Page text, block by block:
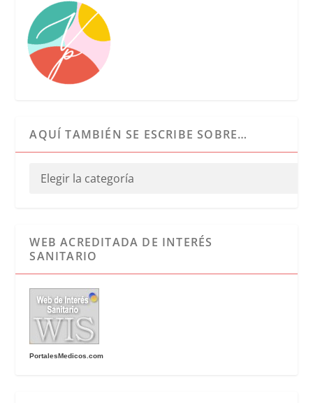
AQUÍ TAMBIÉN SE ESCRIBE SOBRE…
WEB ACREDITADA DE INTERÉS
SANITARIO
PortalesMedicos.com